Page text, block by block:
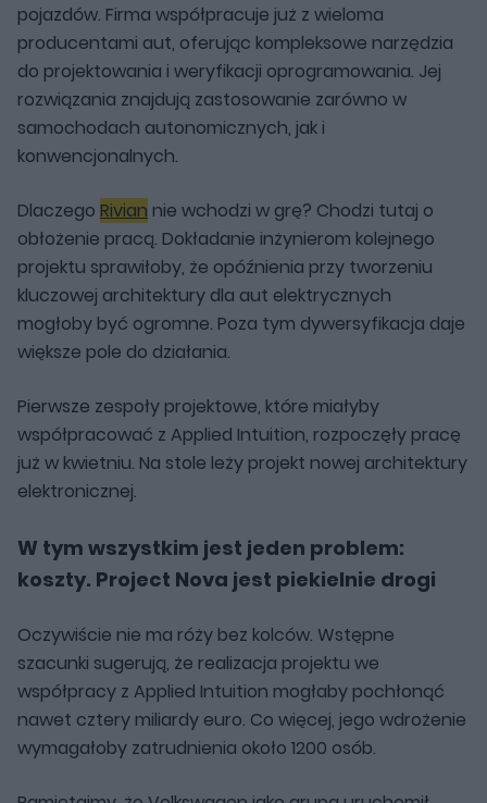
pojazdów. Firma współpracuje już z wieloma
producentami aut, oferując kompleksowe narzędzia
do projektowania i weryfikacji oprogramowania. Jej
rozwiązania znajdują zastosowanie zarówno w
samochodach autonomicznych, jak i
konwencjonalnych.
Dlaczego Rivian nie wchodzi w grę? Chodzi tutaj o
obłożenie pracą. Dokładanie inżynierom kolejnego
projektu sprawiłoby, że opóźnienia przy tworzeniu
kluczowej architektury dla aut elektrycznych
mogłoby być ogromne. Poza tym dywersyfikacja daje
większe pole do działania.
Pierwsze zespoły projektowe, które miałyby
współpracować z Applied Intuition, rozpoczęły pracę
już w kwietniu. Na stole leży projekt nowej architektury
elektronicznej.
W tym wszystkim jest jeden problem:
koszty. Project Nova jest piekielnie drogi
Oczywiście nie ma róży bez kolców. Wstępne
szacunki sugerują, że realizacja projektu we
współpracy z Applied Intuition mogłaby pochłonąć
nawet cztery miliardy euro. Co więcej, jego wdrożenie
wymagałoby zatrudnienia około 1200 osób.